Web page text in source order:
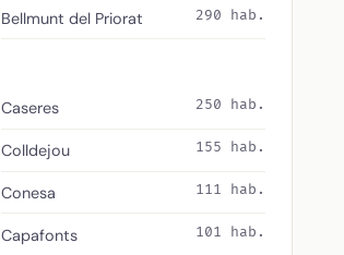
Bellmunt del Priorat 290 hab.
Caseres 250 hab.
Colldejou 155 hab.
Conesa 111 hab.
Capafonts 101 hab.